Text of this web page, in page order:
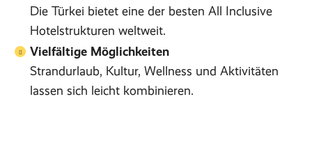
Die Türkei bietet eine der besten All Inclusive
Hotelstrukturen weltweit.
Vielfältige Möglichkeiten
Strandurlaub, Kultur, Wellness und Aktivitäten
lassen sich leicht kombinieren.